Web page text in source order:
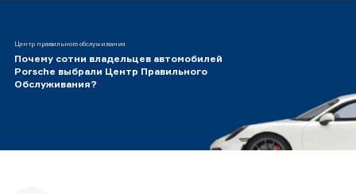
Центр правильного обслуживания
Почему сотни владельцев автомобилей
Porsche выбрали Центр Правильного
Обслуживания?